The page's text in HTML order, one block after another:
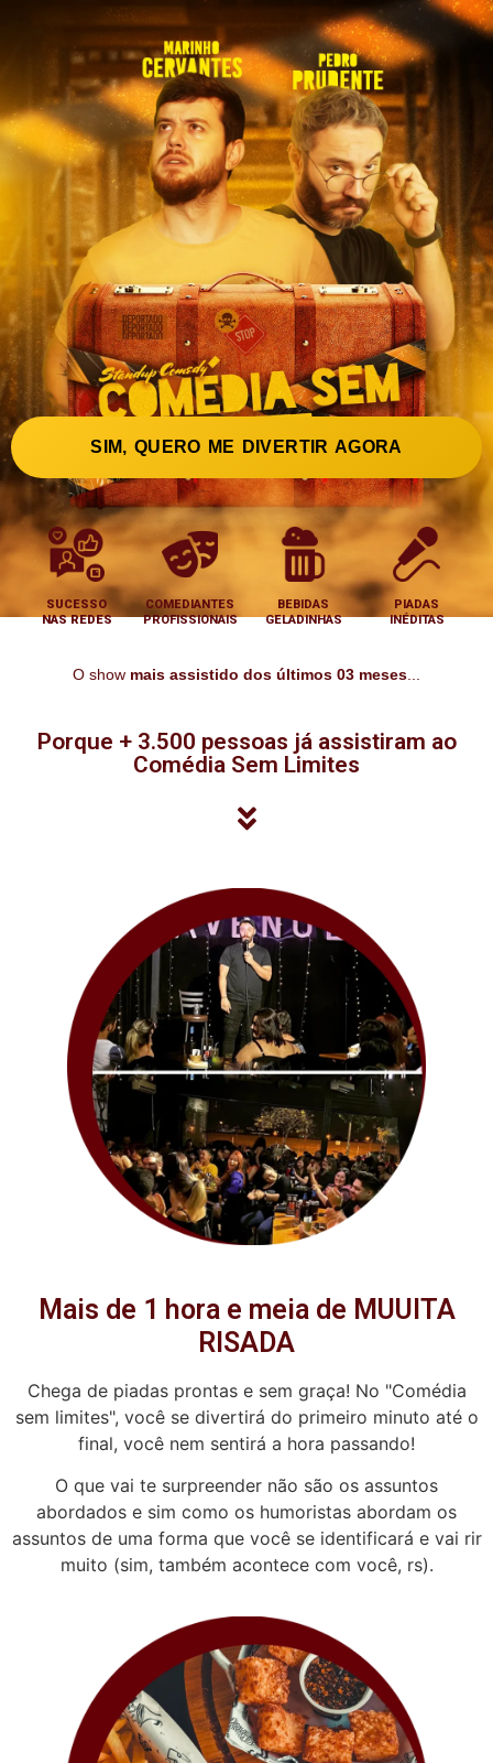
SIM, QUERO ME DIVERTIR AGORA
SUCESSO
NAS REDES
COMEDIANTES
PROFISSIONAIS
BEBIDAS
GELADINHAS
PIADAS
INÉDITAS
O show mais assistido dos últimos 03 meses...
Porque + 3.500 pessoas já assistiram ao
Comédia Sem Limites
Mais de 1 hora e meia de MUUITA
RISADA
Chega de piadas prontas e sem graça! No "Comédia
sem limites", você se divertirá do primeiro minuto até o
final, você nem sentirá a hora passando!
O que vai te surpreender não são os assuntos
abordados e sim como os humoristas abordam os
assuntos de uma forma que você se identificará e vai rir
muito (sim, também acontece com você, rs).